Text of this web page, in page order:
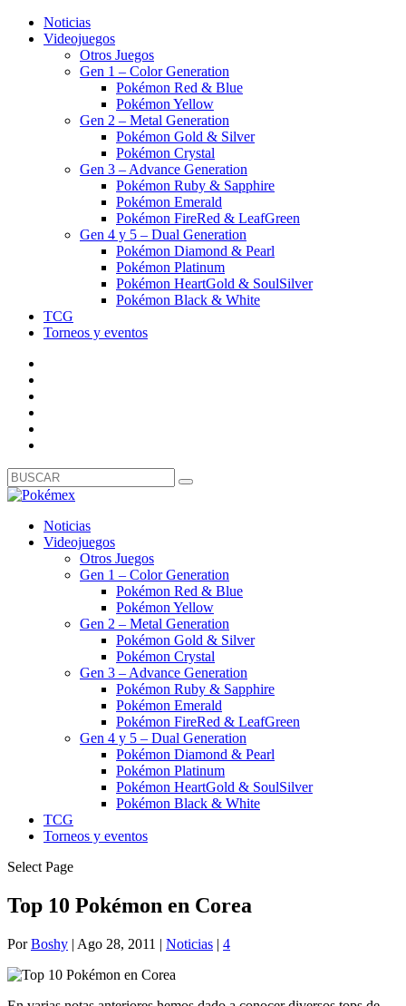
Noticias
Videojuegos
Otros Juegos
Gen 1 – Color Generation
Pokémon Red & Blue
Pokémon Yellow
Gen 2 – Metal Generation
Pokémon Gold & Silver
Pokémon Crystal
Gen 3 – Advance Generation
Pokémon Ruby & Sapphire
Pokémon Emerald
Pokémon FireRed & LeafGreen
Gen 4 y 5 – Dual Generation
Pokémon Diamond & Pearl
Pokémon Platinum
Pokémon HeartGold & SoulSilver
Pokémon Black & White
TCG
Torneos y eventos
Noticias
Videojuegos
Otros Juegos
Gen 1 – Color Generation
Pokémon Red & Blue
Pokémon Yellow
Gen 2 – Metal Generation
Pokémon Gold & Silver
Pokémon Crystal
Gen 3 – Advance Generation
Pokémon Ruby & Sapphire
Pokémon Emerald
Pokémon FireRed & LeafGreen
Gen 4 y 5 – Dual Generation
Pokémon Diamond & Pearl
Pokémon Platinum
Pokémon HeartGold & SoulSilver
Pokémon Black & White
TCG
Torneos y eventos
Select Page
Top 10 Pokémon en Corea
PorBoshy | Ago 28, 2011 | Noticias | 4